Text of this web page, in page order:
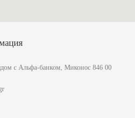
с Альфа-банком, Миконос 846 00